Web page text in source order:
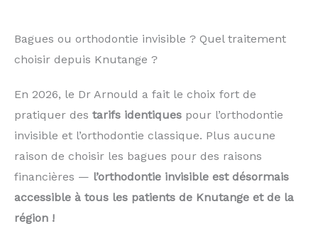
Bagues ou orthodontie invisible ? Quel traitement
choisir depuis Knutange ?
En 2026, le Dr Arnould a fait le choix fort de
pratiquer des tarifs identiques pour l’orthodontie
invisible et l’orthodontie classique. Plus aucune
raison de choisir les bagues pour des raisons
financières — l’orthodontie invisible est désormais
accessible à tous les patients de Knutange et de la
région !